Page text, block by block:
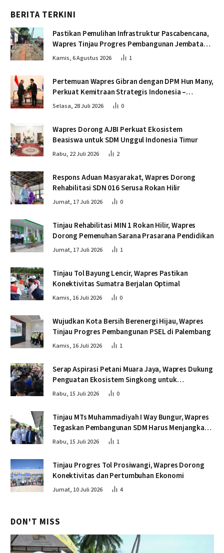
BERITA TERKINI
Pastikan Pemulihan Infrastruktur Pascabencana,
Wapres Tinjau Progres Pembangunan Jembatan
Krueng Tingkeum Bireuen
Kamis, 6 Agustus 2026 1
Pertemuan Wapres Gibran dengan DPM Hun Many,
Perkuat Kemitraan Strategis Indonesia –
Kamboja
Selasa, 28 Juli 2026 0
Wapres Dorong AJBI Perkuat Ekosistem
Beasiswa untuk SDM Unggul Indonesia Timur
Rabu, 22 Juli 2026 2
Respons Aduan Masyarakat, Wapres Dorong
Rehabilitasi SDN 016 Serusa Rokan Hilir
Jumat, 17 Juli 2026 0
Tinjau Rehabilitasi MIN 1 Rokan Hilir, Wapres
Dorong Pemenuhan Sarana Prasarana Pendidikan
Jumat, 17 Juli 2026 1
Tinjau Tol Bayung Lencir, Wapres Pastikan
Konektivitas Sumatra Berjalan Optimal
Kamis, 16 Juli 2026 0
Wujudkan Kota Bersih Berenergi Hijau, Wapres
Tinjau Progres Pembangunan PSEL di Palembang
Kamis, 16 Juli 2026 1
Serap Aspirasi Petani Muara Jaya, Wapres Dukung
Penguatan Ekosistem Singkong untuk
Swasembada Pangan
Rabu, 15 Juli 2026 0
Tinjau MTs Muhammadiyah I Way Bungur, Wapres
Tegaskan Pembangunan SDM Harus Menjangkau
Seluruh Sekolah
Rabu, 15 Juli 2026 1
Tinjau Progres Tol Prosiwangi, Wapres Dorong
Konektivitas dan Pertumbuhan Ekonomi
Jumat, 10 Juli 2026 4
DON'T MISS